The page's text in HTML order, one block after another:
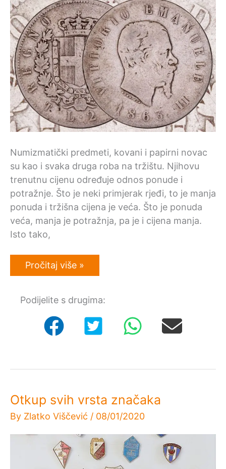
Numizmatički predmeti, kovani i papirni novac
su kao i svaka druga roba na tržištu. Njihovu
trenutnu cijenu određuje odnos ponude i
potražnje. Što je neki primjerak rjeđi, to je manja
ponuda i tržišna cijena je veća. Što je ponuda
veća, manja je potražnja, pa je i cijena manja.
Isto tako,
Što
treba
prodaje
Pročitaj više »
Podijelite s drugima:
Otkup svih vrsta značaka
By Zlatko Viščević / 08/01/2020